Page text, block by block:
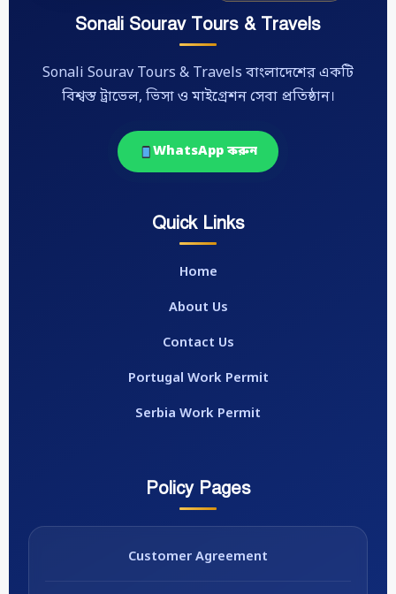
Sonali Sourav Tours & Travels
Sonali Sourav Tours & Travels বাংলাদেশের একটি
বিশ্বস্ত ট্রাভেল, ভিসা ও মাইগ্রেশন সেবা প্রতিষ্ঠান।
WhatsApp করুন
Quick Links
Home
About Us
Contact Us
Portugal Work Permit
Serbia Work Permit
Policy Pages
Customer Agreement